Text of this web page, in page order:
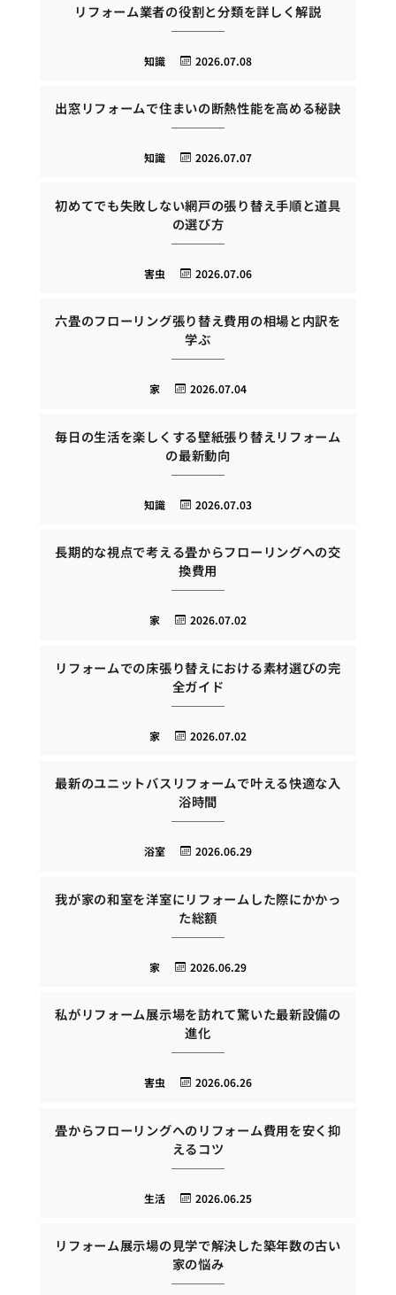
リフォーム業者の役割と分類を詳しく解説
2026.07.08
知識
出窓リフォームで住まいの断熱性能を高める秘訣
2026.07.07
知識
初めてでも失敗しない網戸の張り替え手順と道具
の選び方
2026.07.06
害虫
六畳のフローリング張り替え費用の相場と内訳を
学ぶ
2026.07.04
家
毎日の生活を楽しくする壁紙張り替えリフォーム
の最新動向
2026.07.03
知識
長期的な視点で考える畳からフローリングへの交
換費用
2026.07.02
家
リフォームでの床張り替えにおける素材選びの完
全ガイド
2026.07.02
家
最新のユニットバスリフォームで叶える快適な入
浴時間
2026.06.29
浴室
我が家の和室を洋室にリフォームした際にかかっ
た総額
2026.06.29
家
私がリフォーム展示場を訪れて驚いた最新設備の
進化
2026.06.26
害虫
畳からフローリングへのリフォーム費用を安く抑
えるコツ
2026.06.25
生活
リフォーム展示場の見学で解決した築年数の古い
家の悩み